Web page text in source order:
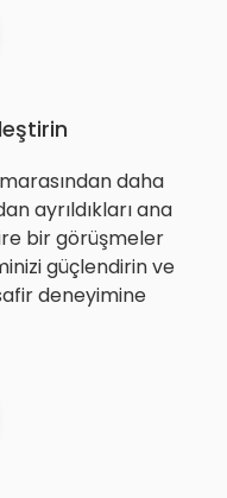
daha
ayrıldıkları ana
bir görüşmeler
güçlendirin ve
deneyimine